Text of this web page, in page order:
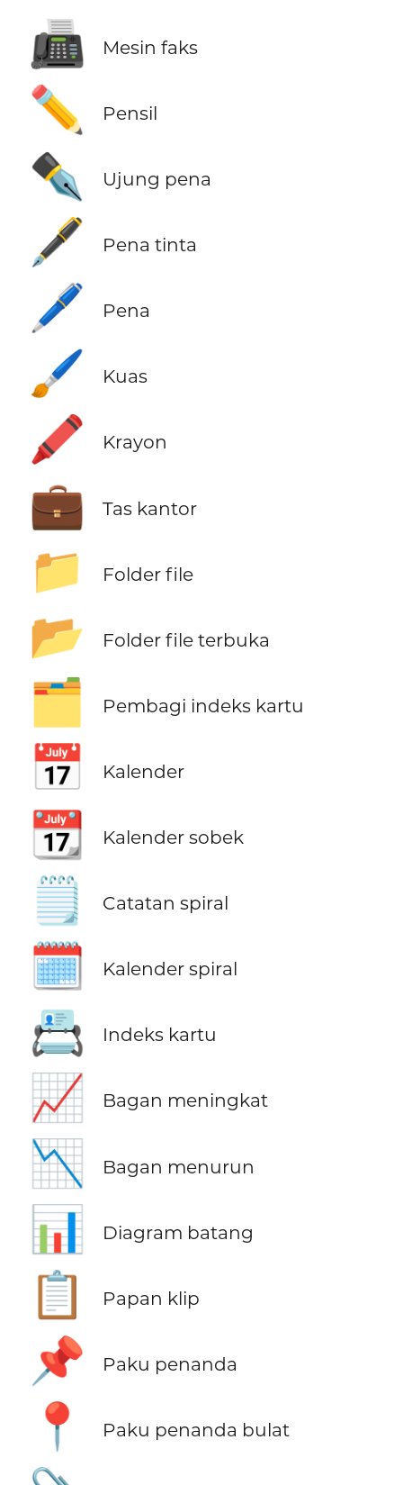
📠 Mesin faks
✏️ Pensil
✒️ Ujung pena
🖋️ Pena tinta
🖊️ Pena
🖌️ Kuas
🖍️ Krayon
💼 Tas kantor
📁 Folder file
📂 Folder file terbuka
🗂️ Pembagi indeks kartu
📅 Kalender
📆 Kalender sobek
🗒️ Catatan spiral
🗓️ Kalender spiral
📇 Indeks kartu
📈 Bagan meningkat
📉 Bagan menurun
📊 Diagram batang
📋 Papan klip
📌 Paku penanda
📍 Paku penanda bulat